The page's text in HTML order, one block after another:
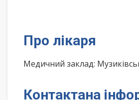
Про лікаря
Медичний заклад:
Контактана